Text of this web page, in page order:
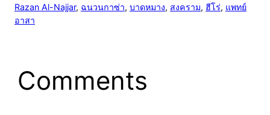
Razan Al-Najjar, ฉนวนกาซ่า, บาดหมาง, สงคราม, ฮีโร่, แพทย์
อาสา
Comments